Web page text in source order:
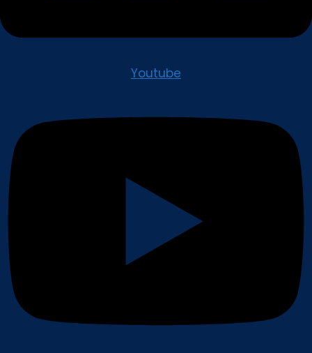
Youtube